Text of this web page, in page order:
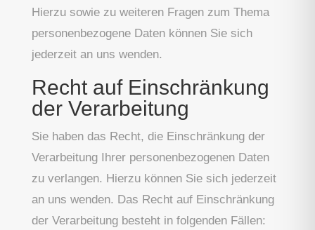
Hierzu sowie zu weiteren Fragen zum Thema
personenbezogene Daten können Sie sich
jederzeit an uns wenden.
Recht auf Einschränkung
der Verarbeitung
Sie haben das Recht, die Einschränkung der
Verarbeitung Ihrer personenbezogenen Daten
zu verlangen. Hierzu können Sie sich jederzeit
an uns wenden. Das Recht auf Einschränkung
der Verarbeitung besteht in folgenden Fällen: